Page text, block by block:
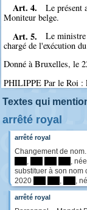
Art. 4.
Le présent
Moniteur belge.
Art. 5.
Le
chargé de l'exécution
Donné à Bruxelles, le
PHILIPPE Par le Roi
Textes qui
arrêté royal
arrêté royal
Changement de
, ,
substituer à son nom
2020
, ,
arrêté royal